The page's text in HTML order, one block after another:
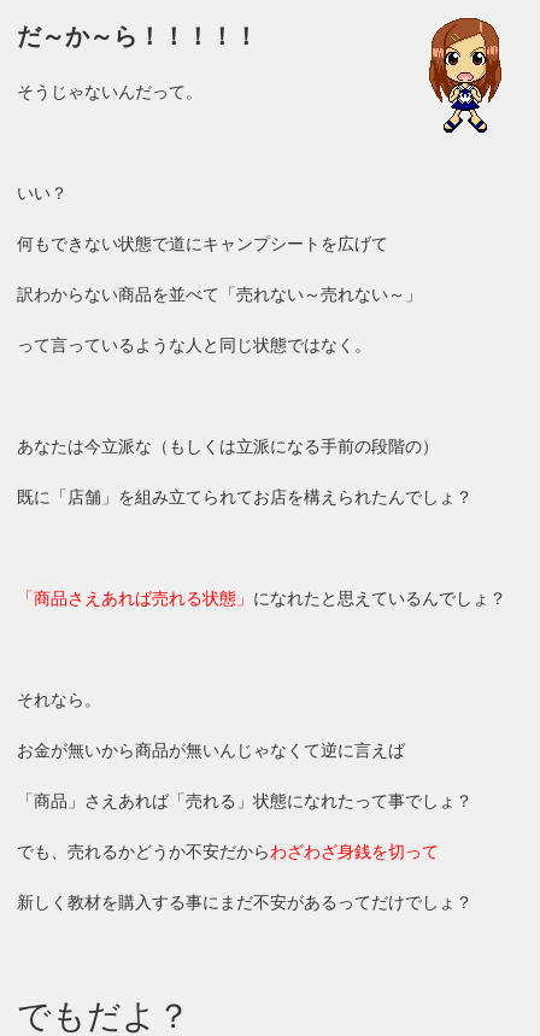
だ～か～ら！！！！！
そうじゃないんだって。
いい？
何もできない状態で道にキャンプシートを広げて
訳わからない商品を並べて「売れない～売れない～」
って言っているような人と同じ状態ではなく。
あなたは今立派な（もしくは立派になる手前の段階の）
既に「店舗」を組み立てられてお店を構えられたんでしょ？
「商品さえあれば売れる状態」 になれたと思えているんでしょ？
それなら。
お金が無いから商品が無いんじゃなくて逆に言えば
「商品」さえあれば「売れる」状態になれたって事でしょ？
でも、売れるかどうか不安だからわざわざ身銭を切って
新しく教材を購入する事にまだ不安があるってだけでしょ？
でもだよ？